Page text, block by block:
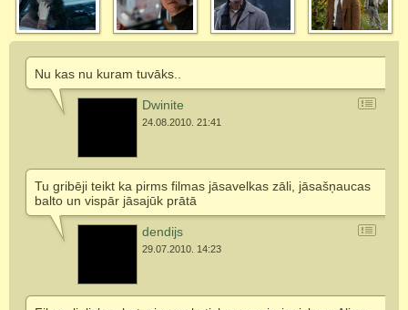
Nu kas nu kuram tuvāks..
Dwinite
24.08.2010. 21:41
Tu gribēji teikt ka pirms filmas jāsavelkas zāli, jāsašņaucas
balto un vispār jāsajūk prātā
dendijs
29.07.2010. 14:23